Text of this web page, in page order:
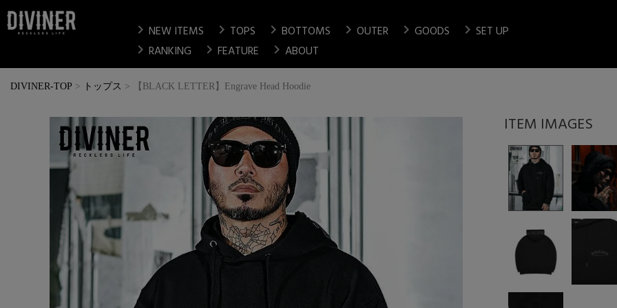
chevron_right NEW ITEMS chevron_right TOPS chevron_right BOTTOMS chevron_right OUTER chevron_right GOODS chevron_right SET UP
chevron_right RANKING chevron_right FEATURE chevron_right ABOUT
DIVINER-TOP トップス 【BLACK LETTER】Engrave Head Hoodie